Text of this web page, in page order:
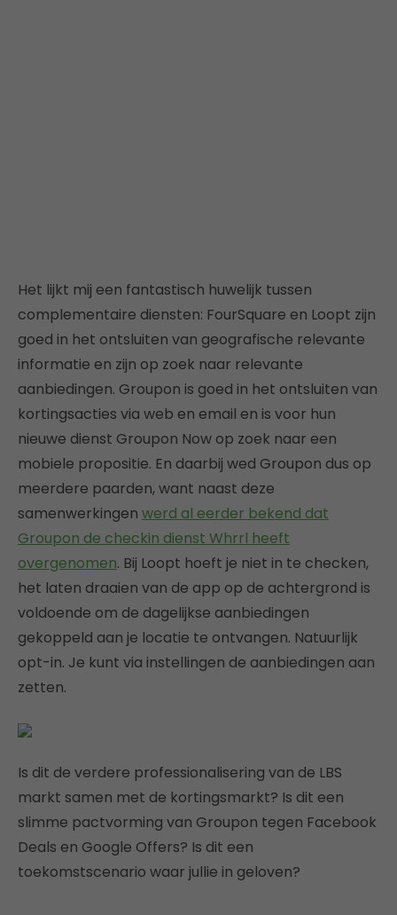
Het lijkt mij een fantastisch huwelijk tussen
complementaire diensten: FourSquare en Loopt zijn
goed in het ontsluiten van geografische relevante
informatie en zijn op zoek naar relevante
aanbiedingen. Groupon is goed in het ontsluiten van
kortingsacties via web en email en is voor hun
nieuwe dienst Groupon Now op zoek naar een
mobiele propositie. En daarbij wed Groupon dus op
meerdere paarden, want naast deze
samenwerkingen werd al eerder bekend dat
Groupon de checkin dienst Whrrl heeft
overgenomen. Bij Loopt hoeft je niet in te checken,
het laten draaien van de app op de achtergrond is
voldoende om de dagelijkse aanbiedingen
gekoppeld aan je locatie te ontvangen. Natuurlijk
opt-in. Je kunt via instellingen de aanbiedingen aan
zetten.
Is dit de verdere professionalisering van de LBS
markt samen met de kortingsmarkt? Is dit een
slimme pactvorming van Groupon tegen Facebook
Deals en Google Offers? Is dit een
toekomstscenario waar jullie in geloven?